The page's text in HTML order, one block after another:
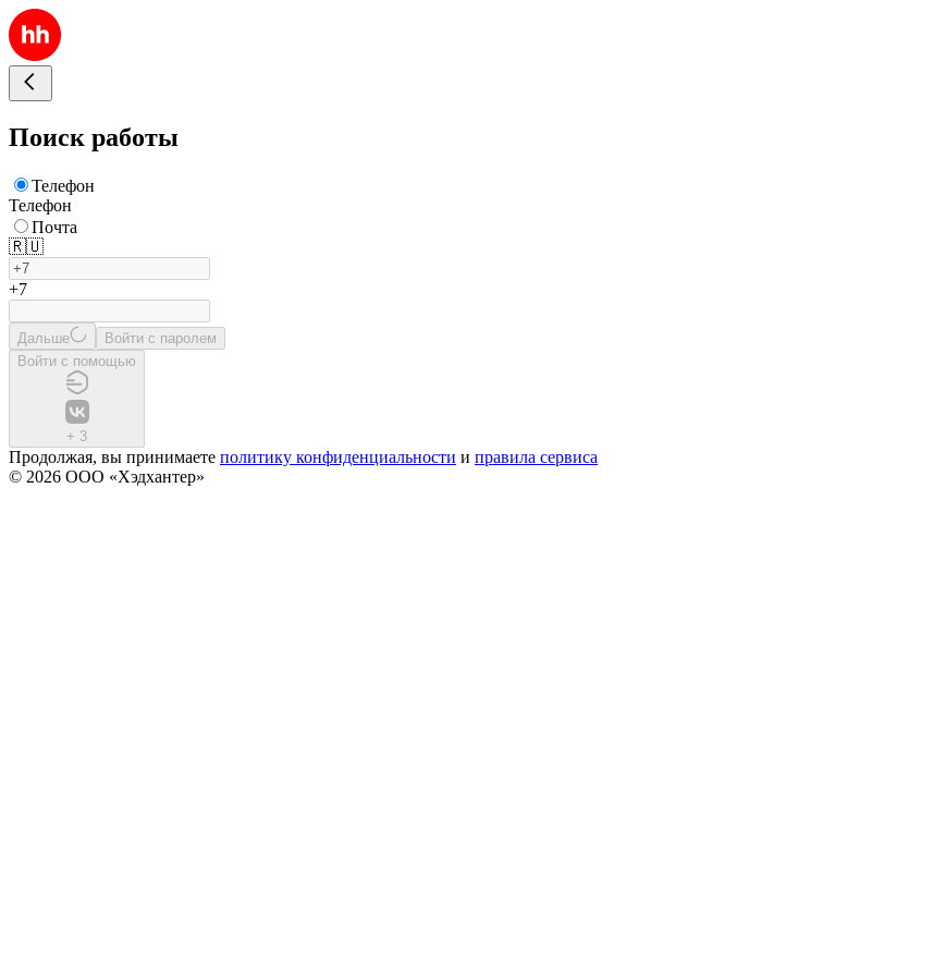
Поиск работы
Телефон
Телефон
Почта
🇷🇺
+7
Дальше
Войти с паролем
Войти с помощью
+ 3
Продолжая, вы принимаете политику конфиденциальности и правила сервиса
© 2026 ООО «Хэдхантер»